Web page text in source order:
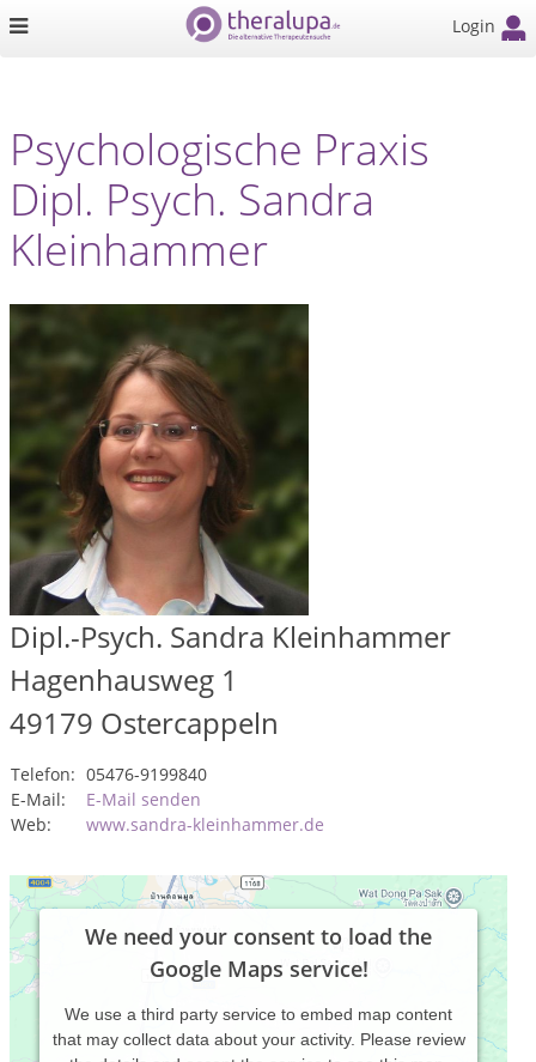
Login
Psychologische Praxis
Dipl. Psych. Sandra
Kleinhammer
Dipl.-Psych. Sandra Kleinhammer
Hagenhausweg 1
49179 Ostercappeln
Telefon: 05476-9199840
E-Mail:
E-Mail senden
Web:
www.sandra-kleinhammer.de
We need your consent to load the
Google Maps service!
We use a third party service to embed map content
that may collect data about your activity. Please review